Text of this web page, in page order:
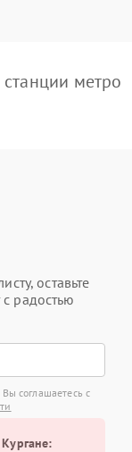
метро
оставьте
радостью
соглашаетесь с